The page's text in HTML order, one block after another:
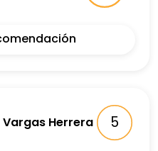
Herrera 5